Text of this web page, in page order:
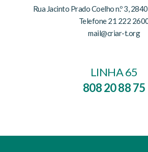
Rua Jacinto Prado Coelho n.º 3,
Telefone 21 222
mail@criar-t.org
LINHA 65
808 20 88 75